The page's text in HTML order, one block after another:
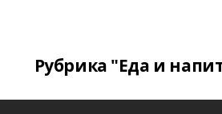
Рубрика "Еда и